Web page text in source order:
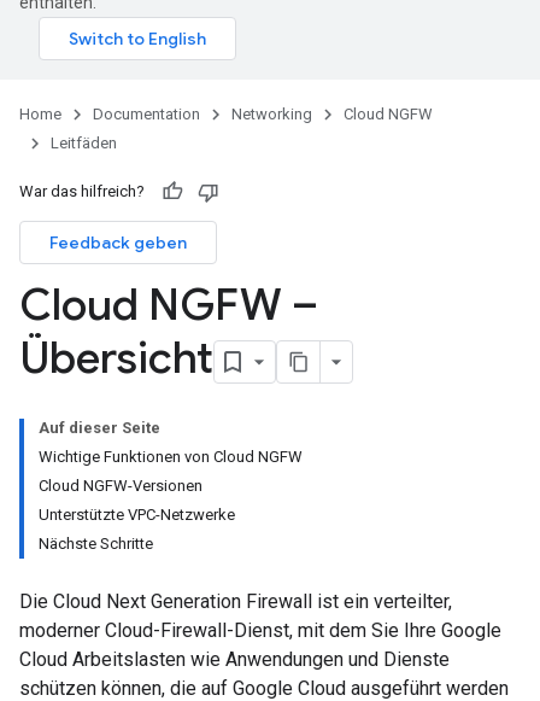
Home Documentation Networking
Cloud NGFW
Leitfäden
War das hilfreich?
Feedback geben
Cloud NGFW –
Übersicht
Auf dieser Seite
Wichtige Funktionen von Cloud NGFW
Cloud NGFW-Versionen
Unterstützte VPC-Netzwerke
Nächste Schritte
Die Cloud Next Generation Firewall ist ein verteilter,
moderner Cloud-Firewall-Dienst, mit dem Sie Ihre Google
Cloud Arbeitslasten wie Anwendungen und Dienste
schützen können, die auf Google Cloud ausgeführt werden